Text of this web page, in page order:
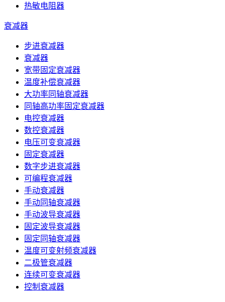
热敏电阻器
衰减器
步进衰减器
衰减器
宽带固定衰减器
温度补偿衰减器
大功率同轴衰减器
同轴高功率固定衰减器
电控衰减器
数控衰减器
电压可变衰减器
固定衰减器
数字步进衰减器
可编程衰减器
手动衰减器
手动同轴衰减器
手动波导衰减器
固定波导衰减器
固定同轴衰减器
温度可变射频衰减器
二极管衰减器
连续可变衰减器
控制衰减器